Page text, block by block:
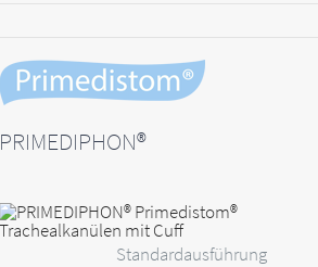
PRIMEDIPHON®
Standardausführung